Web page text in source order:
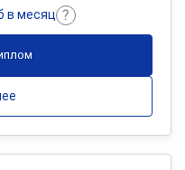
в месяц